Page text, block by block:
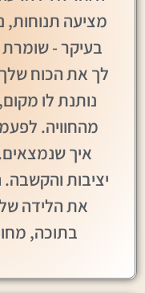
מציעה תנוחות,
בעיקר - שומרת
לך את הכוח
נותנת לו
מהחוויה.
איך
יציבות
את הלידה
בתוכה,